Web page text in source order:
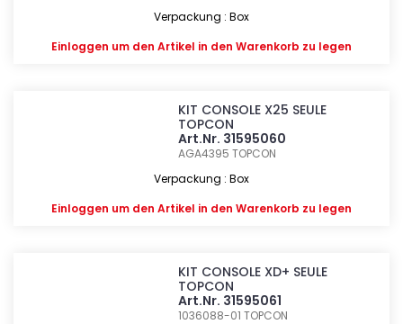
Verpackung : Box
Einloggen um den Artikel in den Warenkorb zu legen
KIT CONSOLE X25 SEULE
TOPCON
Art.Nr. 31595060
AGA4395TOPCON
Verpackung : Box
Einloggen um den Artikel in den Warenkorb zu legen
KIT CONSOLE XD+ SEULE
TOPCON
Art.Nr. 31595061
1036088-01TOPCON